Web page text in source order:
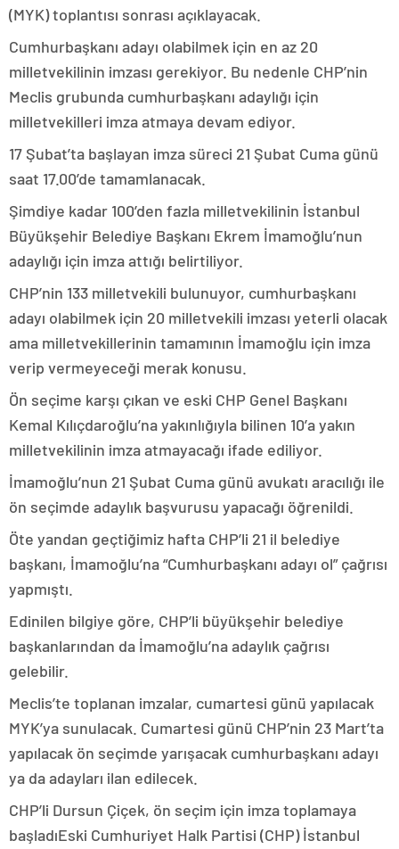
(MYK) toplantısı sonrası açıklayacak.
Cumhurbaşkanı adayı olabilmek için en az 20
milletvekilinin imzası gerekiyor. Bu nedenle CHP’nin
Meclis grubunda cumhurbaşkanı adaylığı için
milletvekilleri imza atmaya devam ediyor.
17 Şubat’ta başlayan imza süreci 21 Şubat Cuma günü
saat 17.00’de tamamlanacak.
Şimdiye kadar 100’den fazla milletvekilinin İstanbul
Büyükşehir Belediye Başkanı Ekrem İmamoğlu’nun
adaylığı için imza attığı belirtiliyor.
CHP’nin 133 milletvekili bulunuyor, cumhurbaşkanı
adayı olabilmek için 20 milletvekili imzası yeterli olacak
ama milletvekillerinin tamamının İmamoğlu için imza
verip vermeyeceği merak konusu.
Ön seçime karşı çıkan ve eski CHP Genel Başkanı
Kemal Kılıçdaroğlu’na yakınlığıyla bilinen 10’a yakın
milletvekilinin imza atmayacağı ifade ediliyor.
İmamoğlu’nun 21 Şubat Cuma günü avukatı aracılığı ile
ön seçimde adaylık başvurusu yapacağı öğrenildi.
Öte yandan geçtiğimiz hafta CHP’li 21 il belediye
başkanı, İmamoğlu’na “Cumhurbaşkanı adayı ol” çağrısı
yapmıştı.
Edinilen bilgiye göre, CHP’li büyükşehir belediye
başkanlarından da İmamoğlu’na adaylık çağrısı
gelebilir.
Meclis’te toplanan imzalar, cumartesi günü yapılacak
MYK’ya sunulacak. Cumartesi günü CHP’nin 23 Mart’ta
yapılacak ön seçimde yarışacak cumhurbaşkanı adayı
ya da adayları ilan edilecek.
CHP’li Dursun Çiçek, ön seçim için imza toplamaya
başladıEski Cumhuriyet Halk Partisi (CHP) İstanbul